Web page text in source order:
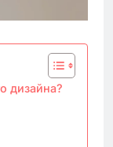
дизайна?